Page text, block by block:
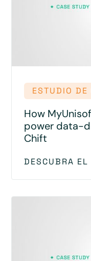
ESTUDIO DE
How
power data-
Chift
DESCUBRA EL